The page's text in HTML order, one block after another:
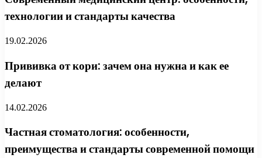
технологии и стандарты качества
19.02.2026
Прививка от кори: зачем она нужна и как ее
делают
14.02.2026
Частная стоматология: особенности,
преимущества и стандарты современной помощи